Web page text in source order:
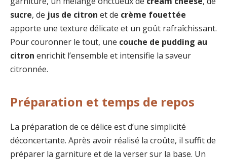
sucre, de jus de citron et de crème fouettée
apporte une texture délicate et un goût rafraîchissant.
Pour couronner le tout, une couche de pudding au
citron enrichit l’ensemble et intensifie la saveur
citronnée.
Préparation et temps de repos
La préparation de ce délice est d’une simplicité
déconcertante. Après avoir réalisé la croûte, il suffit de
préparer la garniture et de la verser sur la base. Un